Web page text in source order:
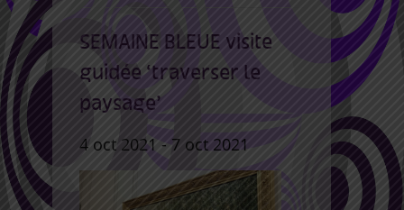
SEMAINE BLEUE visite
guidée ‘traverser le
paysage’
4 oct 2021-7 oct 2021